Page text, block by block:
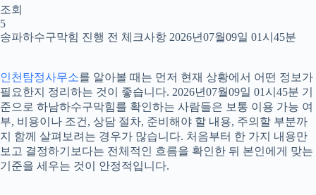
조회
5
송파하수구막힘 진행 전 체크사항 2026년07월09일 01시45분
인천탐정사무소를 알아볼 때는 먼저 현재 상황에서 어떤 정보가
필요한지 정리하는 것이 좋습니다. 2026년07월09일 01시45분 기
준으로 하남하수구막힘를 확인하는 사람들은 보통 이용 가능 여
부, 비용이나 조건, 상담 절차, 준비해야 할 내용, 주의할 부분까
지 함께 살펴보려는 경우가 많습니다. 처음부터 한 가지 내용만
보고 결정하기보다는 전체적인 흐름을 확인한 뒤 본인에게 맞는
기준을 세우는 것이 안정적입니다.